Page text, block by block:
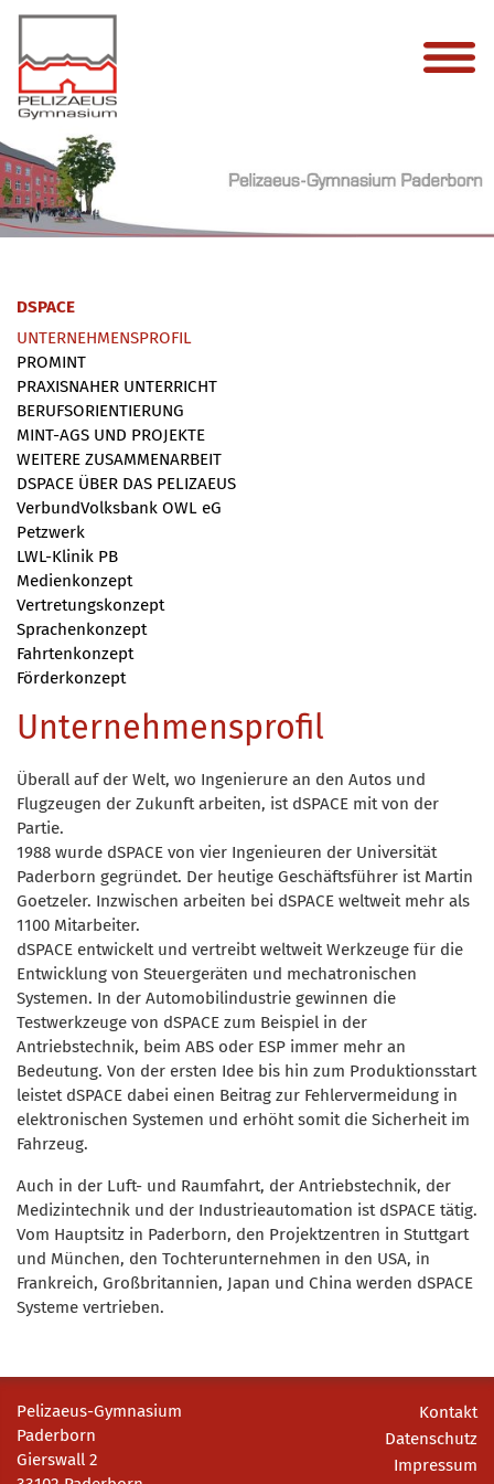
DSPACE
UNTERNEHMENSPROFIL
PROMINT
PRAXISNAHER UNTERRICHT
BERUFSORIENTIERUNG
MINT-AGS UND PROJEKTE
WEITERE ZUSAMMENARBEIT
DSPACE ÜBER DAS PELIZAEUS
VerbundVolksbank OWL eG
Petzwerk
LWL-Klinik PB
Medienkonzept
Vertretungskonzept
Sprachenkonzept
Fahrtenkonzept
Förderkonzept
Unternehmensprofil
Überall auf der Welt, wo Ingenierure an den Autos und
Flugzeugen der Zukunft arbeiten, ist dSPACE mit von der
Partie.
1988 wurde dSPACE von vier Ingenieuren der Universität
Paderborn gegründet. Der heutige Geschäftsführer ist Martin
Goetzeler. Inzwischen arbeiten bei dSPACE weltweit mehr als
1100 Mitarbeiter.
dSPACE entwickelt und vertreibt weltweit Werkzeuge für die
Entwicklung von Steuergeräten und mechatronischen
Systemen. In der Automobilindustrie gewinnen die
Testwerkzeuge von dSPACE zum Beispiel in der
Antriebstechnik, beim ABS oder ESP immer mehr an
Bedeutung. Von der ersten Idee bis hin zum Produktionsstart
leistet dSPACE dabei einen Beitrag zur Fehlervermeidung in
elektronischen Systemen und erhöht somit die Sicherheit im
Fahrzeug.
Auch in der Luft- und Raumfahrt, der Antriebstechnik, der
Medizintechnik und der Industrieautomation ist dSPACE tätig.
Vom Hauptsitz in Paderborn, den Projektzentren in Stuttgart
und München, den Tochterunternehmen in den USA, in
Frankreich, Großbritannien, Japan und China werden dSPACE
Systeme vertrieben.
Pelizaeus-Gymnasium
Paderborn
Gierswall 2
Kontakt
Datenschutz
Impressum